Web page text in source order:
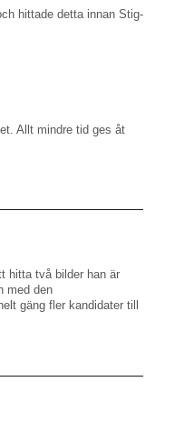
hittade detta innan Stig-
Allt mindre tid ges åt
hitta två bilder han är
med den
gäng fler kandidater till